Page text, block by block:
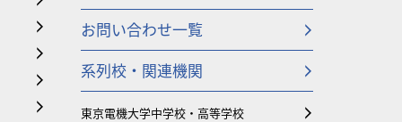
お問い合わせ一覧
系列校・関連機関
東京電機大学中学校・高等学校